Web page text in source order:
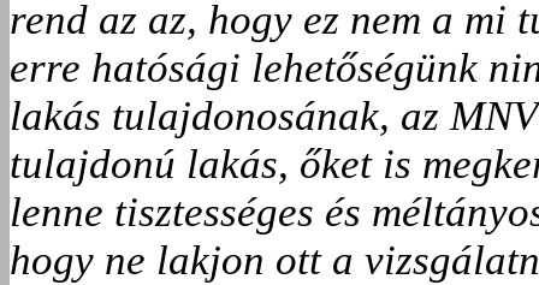
rend az az, hogy ez nem a mi
erre hatósági lehetőségünk
lakás tulajdonosának, az
tulajdonú lakás, őket is
lenne tisztességes és
hogy ne lakjon ott a